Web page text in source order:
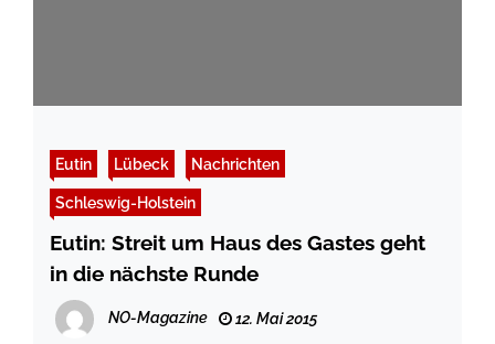
Eutin Lübeck Nachrichten
Schleswig-Holstein
Eutin: Streit um Haus des Gastes geht
in die nächste Runde
NO-Magazine 12. Mai 2015